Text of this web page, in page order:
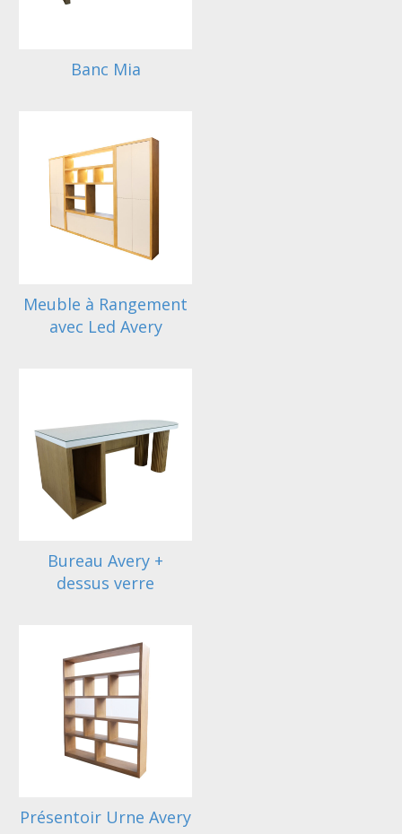
Banc Mia
Meuble à Rangement
avec Led Avery
Bureau Avery +
dessus verre
Présentoir Urne Avery